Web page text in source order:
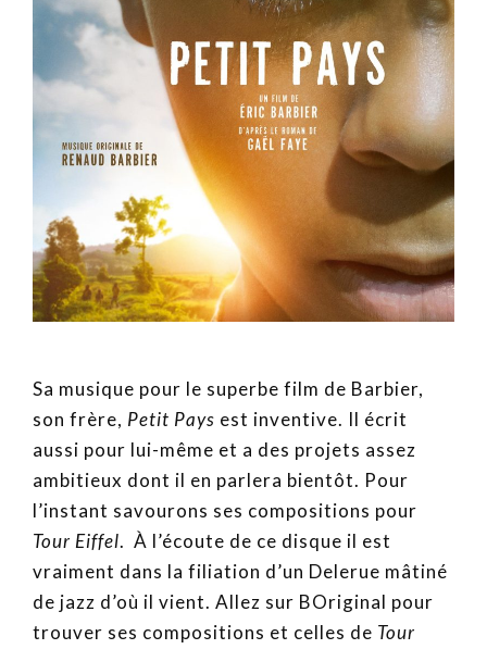
Sa musique pour le superbe film de Barbier,
son frère, Petit Pays est inventive. Il écrit
aussi pour lui-même et a des projets assez
ambitieux dont il en parlera bientôt. Pour
l’instant savourons ses compositions pour
Tour Eiffel. À l’écoute de ce disque il est
vraiment dans la filiation d’un Delerue mâtiné
de jazz d’où il vient. Allez sur BOriginal pour
trouver ses compositions et celles de Tour